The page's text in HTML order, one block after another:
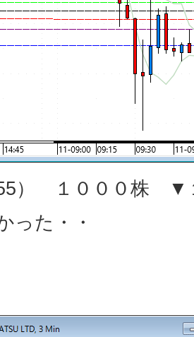
） １０００株 ▼
った・・